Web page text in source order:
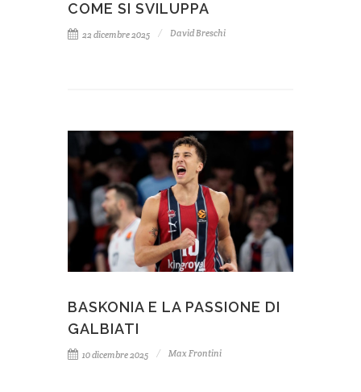
COME SI SVILUPPA
22 dicembre 2025 David Breschi
BASKONIA E LA PASSIONE DI
GALBIATI
10 dicembre 2025 Max Frontini